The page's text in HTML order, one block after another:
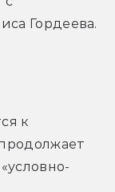
Гордеева.
к